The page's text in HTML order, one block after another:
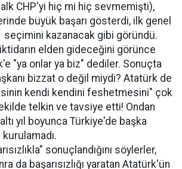
CHP'yi hiç mi hiç sevmemişti),
büyük başarı gösterdi, ilk genel
seçimini kazanacak gibi göründü.
elden gideceğini görünce
"ya onlar ya biz" dediler. Sonuçta
bizzat o değil miydi? Atatürk de
kendi kendini feshetmesini" çok
telkin ve tavsiye etti! Ondan
yıl boyunca Türkiye'de başka
sonuçlandığını söylerler,
da başarısızlığı yaratan Atatürk'ün